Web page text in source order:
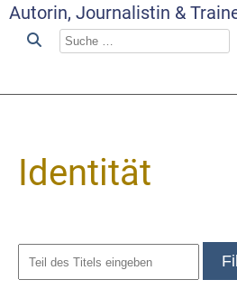
Autorin, Journalistin &
Identität